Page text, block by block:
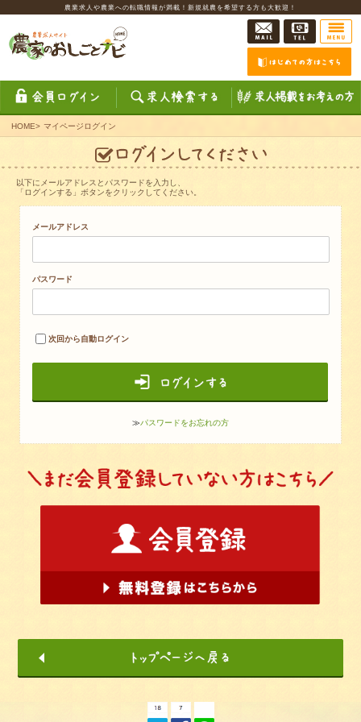
農業求人や農業への転職情報が満載！新規就農を希望する方も大歓迎！
HOME> マイページログイン
以下にメールアドレスとパスワードを入力し、
「ログインする」ボタンをクリックしてください。
メールアドレス
パスワード
次回から自動ログイン
≫パスワードをお忘れの方